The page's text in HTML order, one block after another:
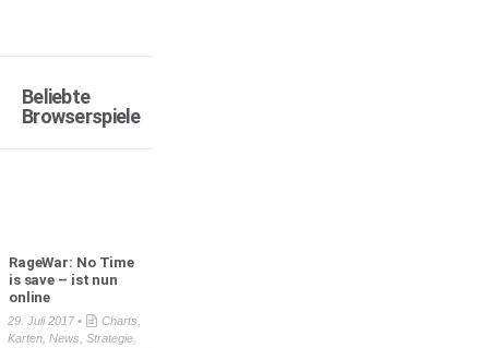
Beliebte
Browserspiele
RageWar: No Time
is save – ist nun
online
29. Juli 2017 • Charts
Karten, News Strategie,